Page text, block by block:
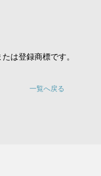
は登録商標です。
一覧へ戻る